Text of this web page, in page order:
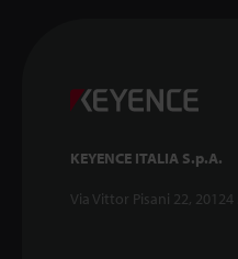
KEYENCE ITALIA S.p.A.
Via Vittor Pisani 22,